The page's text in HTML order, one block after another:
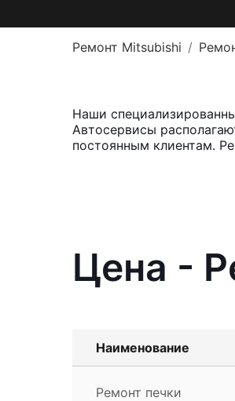
Ремонт Mitsubishi
Наши
Автосервисы
постоянным клиентам.
Цена -
Наименование
Ремонт печки